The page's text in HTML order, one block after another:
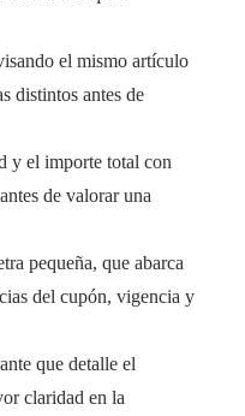
el mismo artículo
distintos antes de
y el importe total con
de valorar una
pequeña, que abarca
del cupón, vigencia y
que detalle el
claridad en la